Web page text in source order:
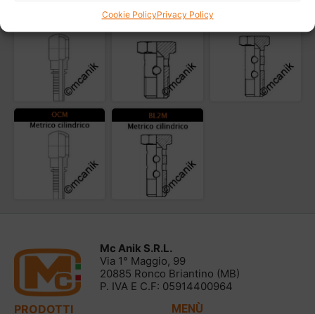
Cookie PolicyPrivacy Policy
Mc Anik S.R.L.
Via 1° Maggio, 99
20885 Ronco Briantino (MB)
P. IVA E C.F: 05914400964
PRODOTTI MENÙ